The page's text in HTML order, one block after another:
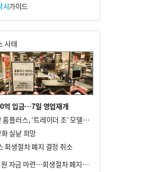
, ‘정이한 조력’ 시의원 윤리
지지’도 신고접수
시가이드
사태
억 입금…7일 영업재개
산소호흡기 단 홈플러스, ‘트레이더 조’ 모델로 살아날까
실낱 희망
회생절차 폐지 결정 취소
홈플, 2000억 원 자금 마련…회생절차 폐지에 즉시항고(종합)